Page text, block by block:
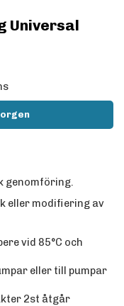
Universal
genomföring.
eller modifiering av
vid 85°C och
eller till pumpar
2st åtgår